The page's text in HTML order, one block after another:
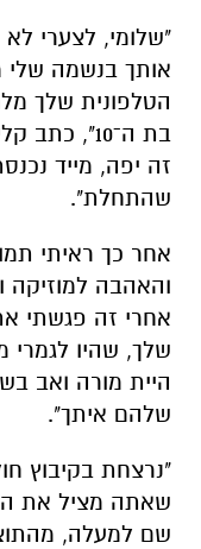
"שלומי, לצערי
אותך בנשמה
הטלפונית שלך
בת ה־10",
זה יפה, מייד
שהתחלת".
אחר כך ראיתי
והאהבה למוזיקה
אחרי זה פגשתי
שלך, שהיו
היית מורה ואב
שלהם איתך".
"נרצחת בקיבוץ
שאתה מציל את
שם למעלה,